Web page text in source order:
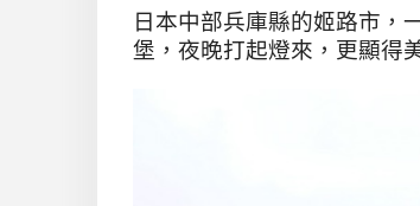
日本中部兵庫縣的姬路市，
堡，夜晚打起燈來，更顯得